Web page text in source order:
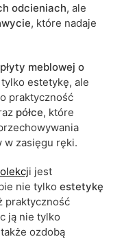
odcieniach, ale
, które nadaje
płyty meblowej o
estetykę, ale
praktyczność
półce, które
w zasięgu ręki.
i jest
nie tylko estetykę
praktyczność
ją nie tylko
ozdobą